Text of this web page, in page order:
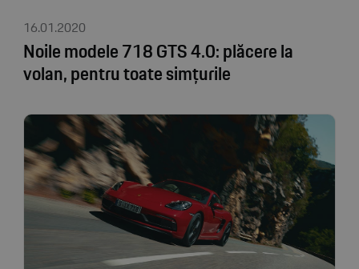
16.01.2020
Noile modele 718 GTS 4.0: plăcere la
volan, pentru toate simțurile